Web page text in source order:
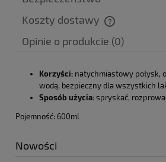
Koszty dostawy
Cena nie zawiera ewentualnych
Opinie o produkcie (0)
Korzyści: natychmiastowy połysk,
wodą, bezpieczny dla wszystkich
Sposób użycia: spryskać,
Pojemność: 600ml
Nowości